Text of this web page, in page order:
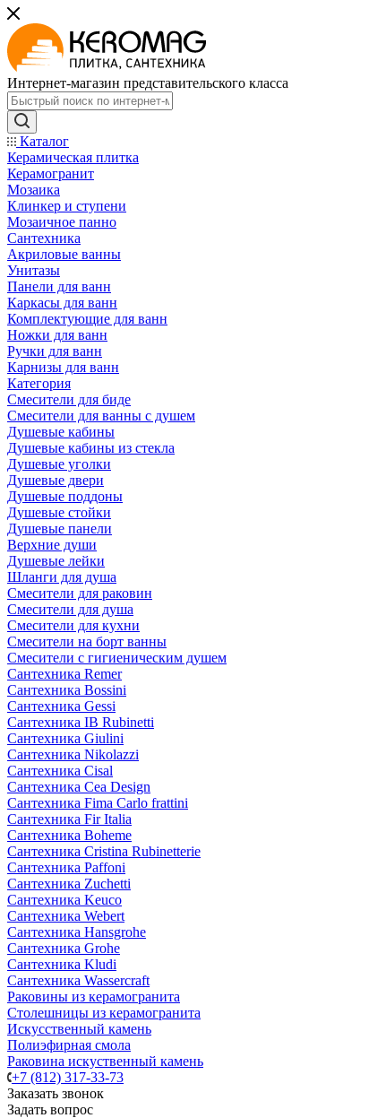
Интернет-магазин представительского класса
Каталог
Керамическая плитка
Керамогранит
Мозаика
Клинкер и ступени
Мозаичное панно
Сантехника
Акриловые ванны
Унитазы
Панели для ванн
Каркасы для ванн
Комплектующие для ванн
Ножки для ванн
Ручки для ванн
Карнизы для ванн
Категория
Смесители для биде
Смесители для ванны с душем
Душевые кабины
Душевые кабины из стекла
Душевые уголки
Душевые двери
Душевые поддоны
Душевые стойки
Душевые панели
Верхние души
Душевые лейки
Шланги для душа
Смесители для раковин
Смесители для душа
Смесители для кухни
Смесители на борт ванны
Смесители с гигиеническим душем
Сантехника Remer
Сантехника Bossini
Сантехника Gessi
Сантехника IB Rubinetti
Сантехника Giulini
Сантехника Nikolazzi
Сантехника Cisal
Сантехника Cea Design
Сантехника Fima Carlo frattini
Сантехника Fir Italia
Сантехника Boheme
Сантехника Cristina Rubinetterie
Сантехника Paffoni
Сантехника Zuchetti
Сантехника Keuco
Сантехника Webert
Сантехника Hansgrohe
Сантехника Grohe
Сантехника Kludi
Сантехника Wassercraft
Раковины из керамогранита
Столешницы из керамогранита
Искусственный камень
Полиэфирная смола
Раковина искуственный камень
+7 (812) 317-33-73
Заказать звонок
Задать вопрос